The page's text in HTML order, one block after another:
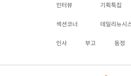
인터뷰 기획특집
섹션코너 데일리뉴시
인사 부고 동정